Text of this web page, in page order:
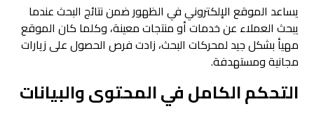
يساعد الموقع الإلكتروني في الظهور ضمن نتائج البحث عندما
يبحث العملاء عن خدمات أو منتجات معينة، وكلما كان الموقع
مهيأ بشكل جيد لمحركات البحث، زادت فرص الحصول على زيارات
مجانية ومستهدفة.
التحكم الكامل في المحتوى والبيانات